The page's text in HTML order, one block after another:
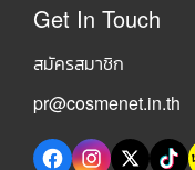
Get In Touch
สมัครสมาชิก
pr@cosmenet.in.th